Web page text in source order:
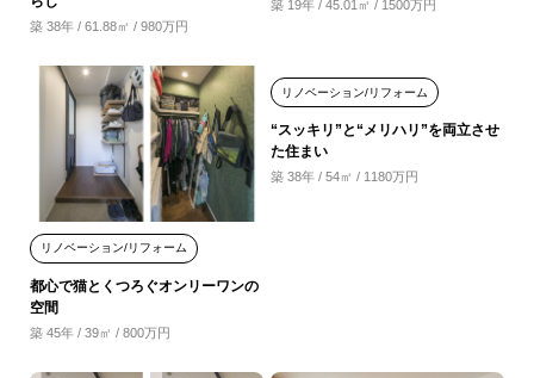
築 38年 / 61.88㎡ / 980万円
築 19年 / 45.01㎡ / 1500万円
リノベーション/リフォーム
都心で猫とくつろぐオンリーワンの
空間
築 45年 / 39㎡ / 800万円
リノベーション/リフォーム
“スッキリ”と“メリハリ”を両立させ
た住まい
築 38年 / 54㎡ / 1180万円